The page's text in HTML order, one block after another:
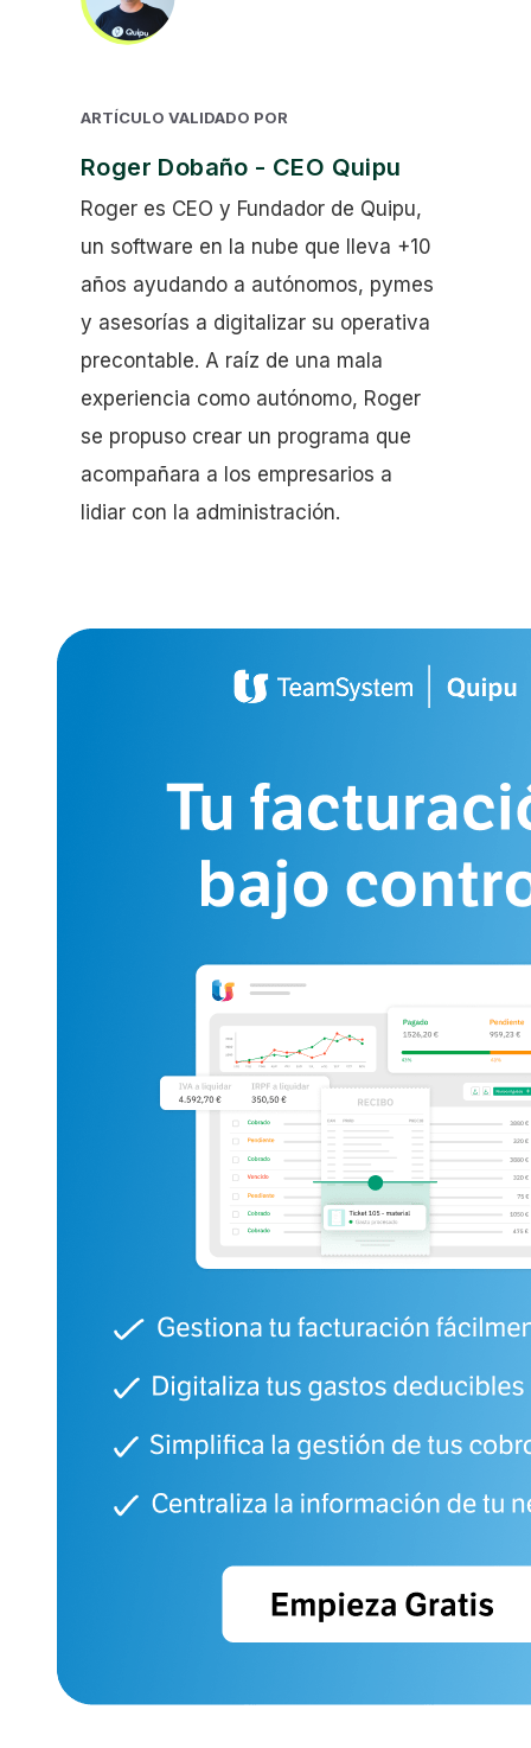
ARTÍCULO VALIDADO POR
Roger Dobaño - CEO Quipu
Roger es CEO y Fundador de Quipu,
un software en la nube que lleva +10
años ayudando a autónomos, pymes
y asesorías a digitalizar su operativa
precontable. A raíz de una mala
experiencia como autónomo, Roger
se propuso crear un programa que
acompañara a los empresarios a
lidiar con la administración.